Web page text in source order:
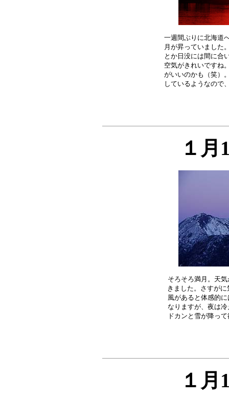
一週間ぶりに北海道
月が昇っていました
とか日没には間に合
空気がきれいですね
がいいのかも（笑）
１月
そろそろ満月。天
きました。さすが
風があると体感的
なりますが、夜は
１月